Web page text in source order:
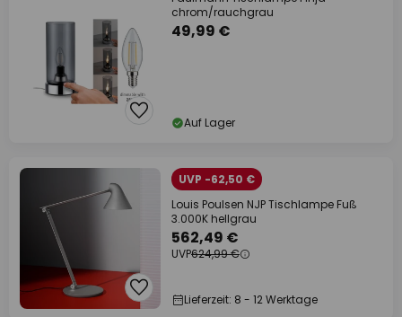
chrom/rauchgrau
49,99 €
Auf Lager
UVP -62,50 €
Louis Poulsen NJP Tischlampe Fuß
3.000K hellgrau
562,49 €
UVP624,99 €
Lieferzeit: 8 - 12 Werktage